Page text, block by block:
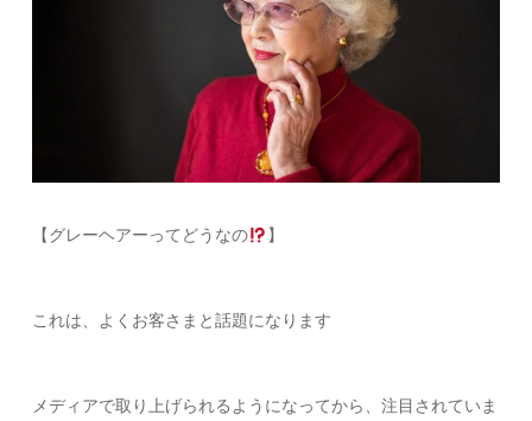
【グレーヘアーってどうなの 】
これは、よくお客さまと話題になります
メディアで取り上げられるようになってから、注目されていま